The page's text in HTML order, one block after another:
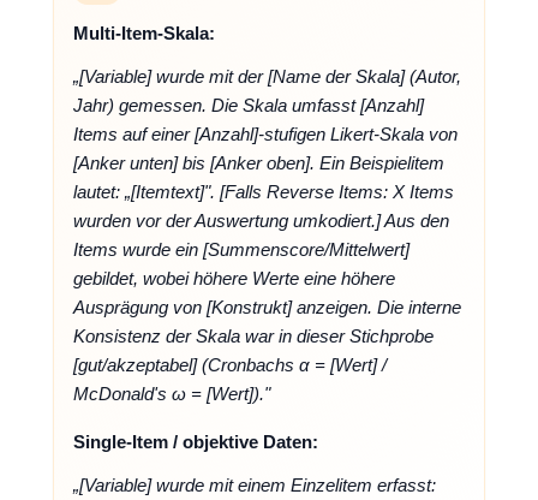
Multi-Item-Skala:
„[Variable] wurde mit der [Name der Skala] (Autor,
Jahr) gemessen. Die Skala umfasst [Anzahl]
Items auf einer [Anzahl]-stufigen Likert-Skala von
[Anker unten] bis [Anker oben]. Ein Beispielitem
lautet: „[Itemtext]". [Falls Reverse Items: X Items
wurden vor der Auswertung umkodiert.] Aus den
Items wurde ein [Summenscore/Mittelwert]
gebildet, wobei höhere Werte eine höhere
Ausprägung von [Konstrukt] anzeigen. Die interne
Konsistenz der Skala war in dieser Stichprobe
[gut/akzeptabel] (Cronbachs α = [Wert] /
McDonald's ω = [Wert])."
Single-Item / objektive Daten:
„[Variable] wurde mit einem Einzelitem erfasst: